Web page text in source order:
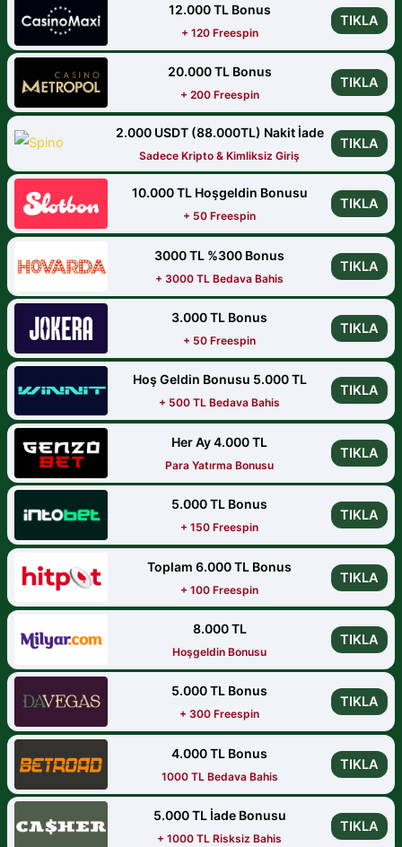
12.000 TL Bonus
+ 120 Freespin
TIKLA
20.000 TL Bonus
+ 200 Freespin
TIKLA
2.000 USDT (88.000TL) Nakit İade
Sadece Kripto & Kimliksiz Giriş
TIKLA
10.000 TL Hoşgeldin Bonusu
+ 50 Freespin
TIKLA
3000 TL %300 Bonus
+ 3000 TL Bedava Bahis
TIKLA
3.000 TL Bonus
+ 50 Freespin
TIKLA
Hoş Geldin Bonusu 5.000 TL
+ 500 TL Bedava Bahis
TIKLA
Her Ay 4.000 TL
Para Yatırma Bonusu
TIKLA
5.000 TL Bonus
+ 150 Freespin
TIKLA
Toplam 6.000 TL Bonus
+ 100 Freespin
TIKLA
8.000 TL
Hoşgeldin Bonusu
TIKLA
5.000 TL Bonus
+ 300 Freespin
TIKLA
4.000 TL Bonus
1000 TL Bedava Bahis
TIKLA
5.000 TL İade Bonusu
+ 1000 TL Risksiz Bahis
TIKLA